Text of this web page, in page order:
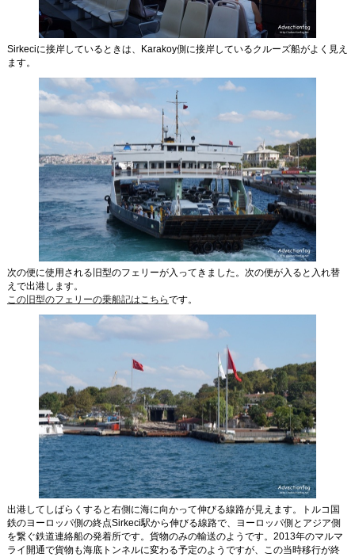
Sirkeciに接岸しているときは、Karakoy側に接岸しているクルーズ船がよく見え
ます。
次の便に使用される旧型のフェリーが入ってきました。次の便が入ると入れ替
えで出港します。
この旧型のフェリーの乗船記はこちらです。
出港してしばらくすると右側に海に向かって伸びる線路が見えます。トルコ国
鉄のヨーロッパ側の終点Sirkeci駅から伸びる線路で、ヨーロッパ側とアジア側
を繋ぐ鉄道連絡船の発着所です。貨物のみの輸送のようです。2013年のマルマ
ライ開通で貨物も海底トンネルに変わる予定のようですが、この当時移行が終